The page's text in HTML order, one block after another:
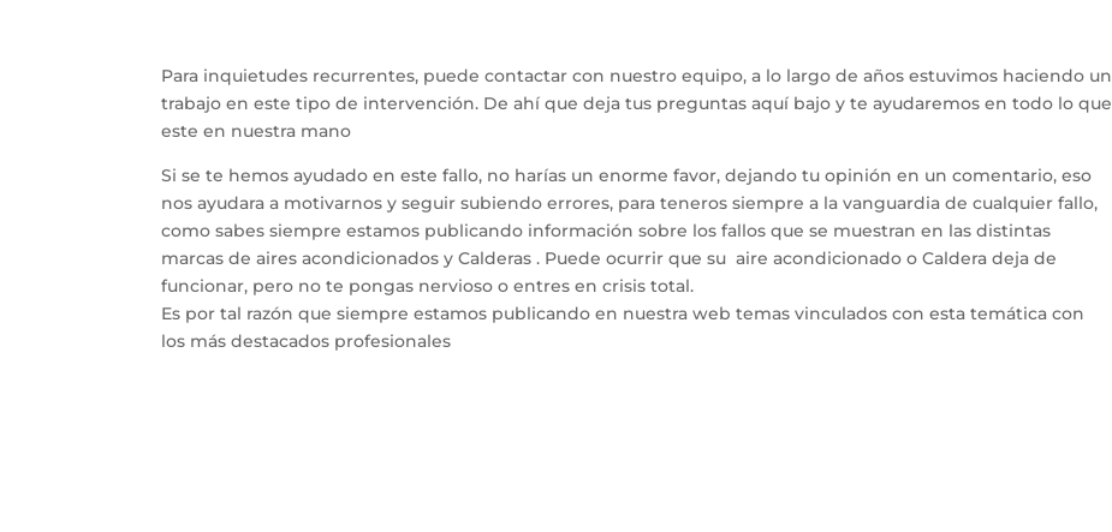
Para inquietudes recurrentes, puede contactar con nuestro equipo, a lo largo de años estuvimos haciendo un
trabajo en este tipo de intervención. De ahí que deja tus preguntas aquí bajo y te ayudaremos en todo lo que
este en nuestra mano
Si se te hemos ayudado en este fallo, no harías un enorme favor, dejando tu opinión en un comentario, eso
nos ayudara a motivarnos y seguir subiendo errores, para teneros siempre a la vanguardia de cualquier fallo,
como sabes siempre estamos publicando información sobre los fallos que se muestran en las distintas
marcas de aires acondicionados y Calderas . Puede ocurrir que su aire acondicionado o Caldera deja de
funcionar, pero no te pongas nervioso o entres en crisis total.
Es por tal razón que siempre estamos publicando en nuestra web temas vinculados con esta temática con
los más destacados profesionales